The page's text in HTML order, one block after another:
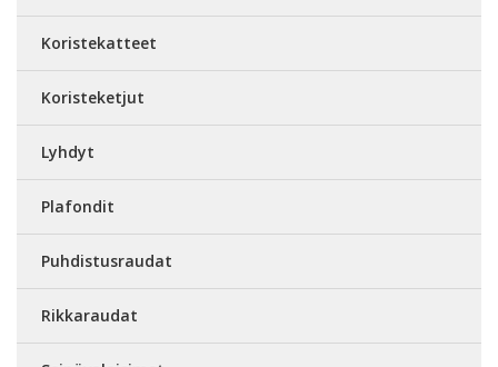
Koristekatteet
Koristeketjut
Lyhdyt
Plafondit
Puhdistusraudat
Rikkaraudat